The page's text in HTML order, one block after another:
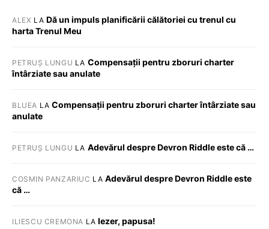
ALEX LA Dă un impuls planificării călătoriei cu trenul cu
harta Trenul Meu
PETRUȘ LUNGU LA Compensații pentru zboruri charter
întârziate sau anulate
BLUEA LACompensații pentru zboruri charter întârziate sau
anulate
PETRUȘ LUNGU LA Adevărul despre Devron Riddle este că …
COSMIN PANZARIUC LA Adevărul despre Devron Riddle este
că …
ILIESCU CREMONA LA Iezer, papusa!